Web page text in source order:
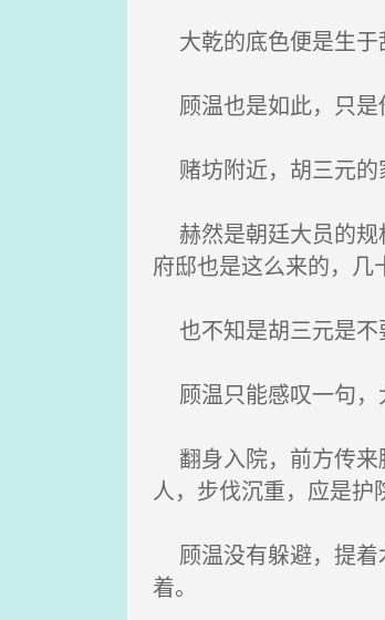
大乾的底色便是生于
顾温也是如此，只是
赌坊附近，胡三元的
赫然是朝廷大员的规
府邸也是这么来的，几
也不知是胡三元是不
顾温只能感叹一句，
翻身入院，前方传来
人，步伐沉重，应是护
顾温没有躲避，提着
着。